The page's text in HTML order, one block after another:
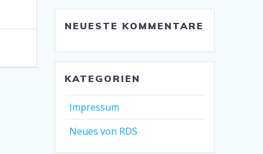
NEUESTE KOMMENTARE
KATEGORIEN
Impressum
Neues von RDS